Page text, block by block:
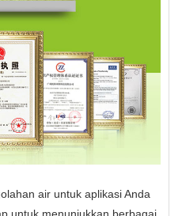
air untuk aplikasi Anda